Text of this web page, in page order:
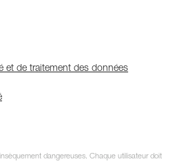
et de traitement des données
dangereuses. Chaque utilisateur doit